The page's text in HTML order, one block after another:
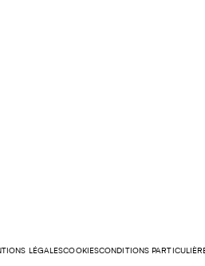
LÉGALESCOOKIESCONDITIONS